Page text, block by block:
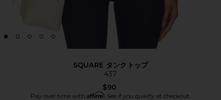
SQUARE タンクトップ
437
$90
Pay over time with Affirm. See if you qualify at checkout.